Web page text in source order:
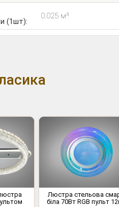
(1шт):
0.025 м³
Люстра стельова
біла 70Вт RGB пульт